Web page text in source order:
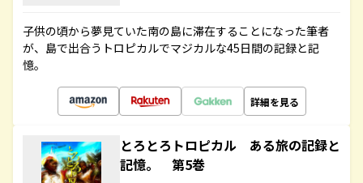
子供の頃から夢見ていた南の島に滞在することになった筆者
が、島で出合うトロピカルでマジカルな45日間の記録と記
憶。
詳細を見る
とろとろトロピカル ある旅の記録と
記憶。 第5巻